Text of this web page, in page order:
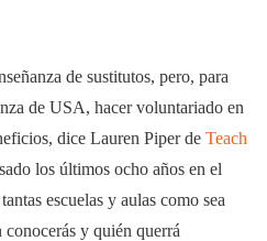
de sustitutos, pero, para
de USA, hacer voluntariado en
dice Lauren Piper de Teach
los últimos ocho años en el
escuelas y aulas como sea
y quién querrá